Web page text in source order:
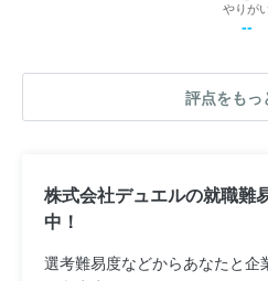
やりが
--
評点をもっ
株式会社デュエルの就職難
中！
選考難易度などからあなたと